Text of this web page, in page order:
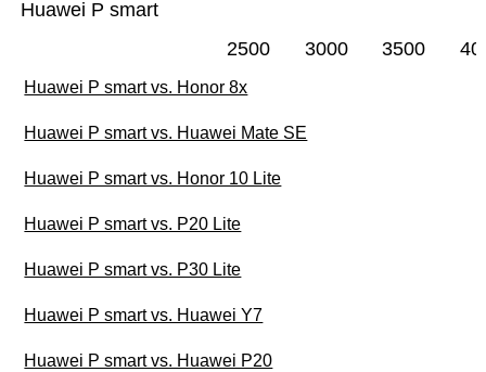
Huawei P smart
2500 3000 3500
Huawei P smart vs. Honor 8x
Huawei P smart vs. Huawei Mate SE
Huawei P smart vs. Honor 10 Lite
Huawei P smart vs. P20 Lite
Huawei P smart vs. P30 Lite
Huawei P smart vs. Huawei Y7
Huawei P smart vs. Huawei P20